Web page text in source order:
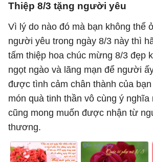
Thiệp 8/3 tặng người yêu
Vì lý do nào đó mà bạn không thể
người yêu trong ngày 8/3 này thì
tấm thiệp hoa chúc mừng 8/3 đẹp
ngọt ngào và lãng mạn để người
được tình cảm chân thành của
món quà tinh thần vô cùng ý nghĩa
cũng mong muốn được nhận từ
thương.